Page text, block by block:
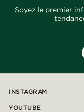
Soyez le premier
INSTAGRAM
YOUTUBE